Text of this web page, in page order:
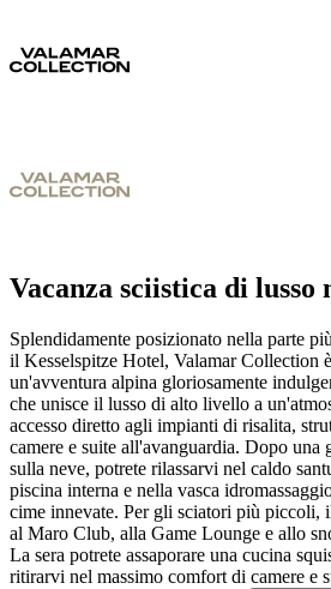
Vacanza sciistica di lusso
Splendidamente posizionato nella parte
il Kesselspitze Hotel, Valamar Collection
un'avventura alpina gloriosamente
che unisce il lusso di alto livello a
accesso diretto agli impianti di risalita,
camere e suite all'avanguardia. Dopo una
sulla neve, potrete rilassarvi nel caldo
piscina interna e nella vasca
cime innevate. Per gli sciatori più piccoli,
al Maro Club, alla Game Lounge e allo
La sera potrete assaporare una cucina
ritirarvi nel massimo comfort di camere e